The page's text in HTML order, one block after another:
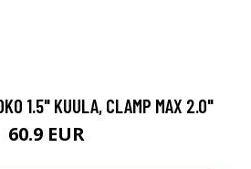
1.5" KUULA, CLAMP MAX 2.0"
60.9 EUR